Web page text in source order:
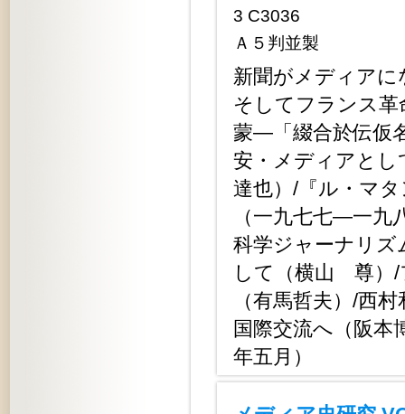
3 C3036
Ａ５判並製
新聞がメディア
そしてフランス
蒙―「綴合於伝仮
安・メディアと
達也）/『ル・マ
（一九七七―一
科学ジャーナリズ
して（横山 尊）/
（有馬哲夫）/西
国際交流へ（阪本
年五月）